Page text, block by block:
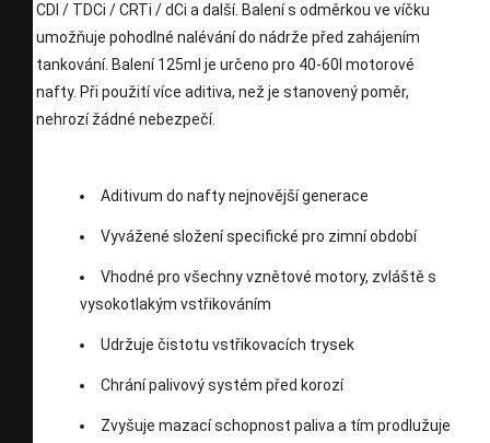
CDI / TDCi / CRTi / dCi a další. Balení s odměrkou ve víčku
umožňuje pohodlné nalévání do nádrže před zahájením
tankování. Balení 125ml je určeno pro 40-60l motorové
nafty. Při použití více aditiva, než je stanovený poměr,
nehrozí žádné nebezpečí.
Aditivum do nafty nejnovější generace
Vyvážené složení specifické pro zimní období
Vhodné pro všechny vznětové motory, zvláště s
vysokotlakým vstřikováním
Udržuje čistotu vstřikovacích trysek
Chrání palivový systém před korozí
Zvyšuje mazací schopnost paliva a tím prodlužuje